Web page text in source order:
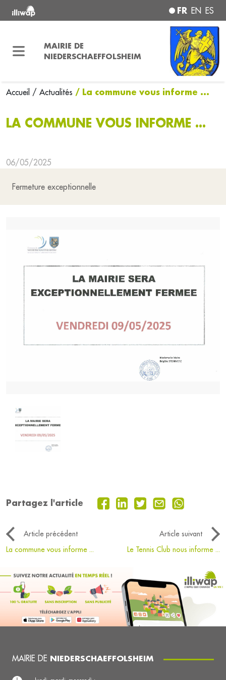
FR EN ES
MAIRIE DE
NIEDERSCHAEFFOLSHEIM
Accueil / Actualités / La commune vous informe ...
LA COMMUNE VOUS INFORME ...
06/05/2025
Fermeture exceptionnelle
Partagez l'article
Article précédent
Article suivant
La commune vous informe ...
Le Tennis Club nous informe ...
MAIRIE DE NIEDERSCHAEFFOLSHEIM